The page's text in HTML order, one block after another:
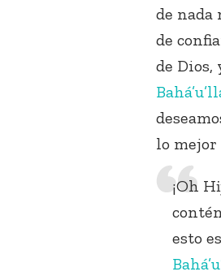
de nada
de
de Dios,
lo mejor
¡Oh
esto